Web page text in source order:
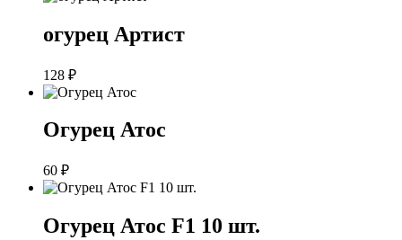
огурец Артист
128 ₽
Огурец Атос
60 ₽
Огурец Атос F1 10 шт.